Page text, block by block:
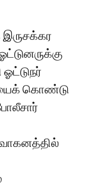
இருசக்கர
கொண்டு